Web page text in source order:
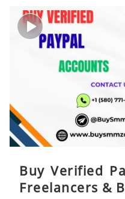
Buy Verified
Freelancers &